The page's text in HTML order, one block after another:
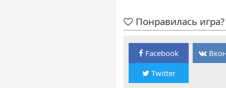
Понравилась
Facebook
Twitter